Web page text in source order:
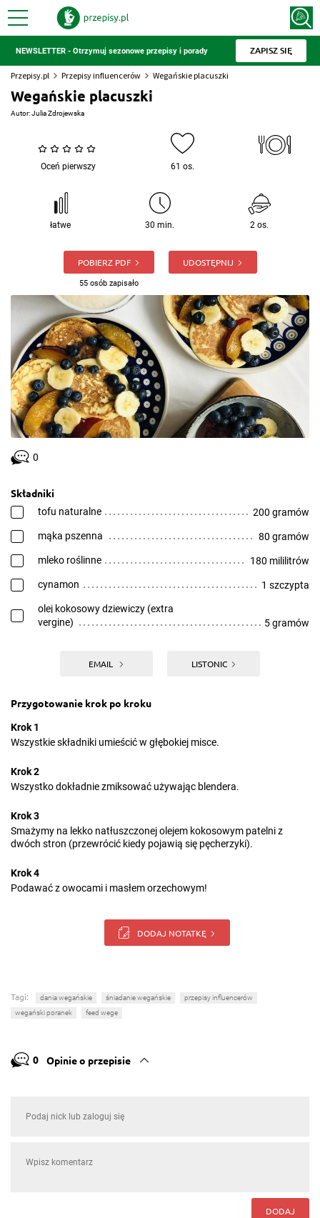
NEWSLETTER - Otrzymuj sezonowe przepisy i porady ZAPISZ SIĘ
Przepisy.pl Przepisy influencerów Wegańskie placuszki
Wegańskie placuszki
Autor:Julia Zdrojewska
Oceń pierwszy 61 os.
łatwe 30 min. 2 os.
POBIERZ PDF
55 osób zapisało
UDOSTĘPNIJ
0
Składniki
tofu naturalne 200 gramów
mąka pszenna 80 gramów
mleko roślinne 180 mililitrów
cynamon 1 szczypta
olej kokosowy dziewiczy (extra
vergine)
5 gramów
EMAIL LISTONIC
Przygotowanie krok po kroku
Krok 1
Wszystkie składniki umieścić w głębokiej misce.
Krok 2
Wszystko dokładnie zmiksować używając blendera.
Krok 3
Smażymy na lekko natłuszczonej olejem kokosowym patelni z
dwóch stron (przewrócić kiedy pojawią się pęcherzyki).
Krok 4
Podawać z owocami i masłem orzechowym!
DODAJ NOTATKĘ
Tagi: dania wegańskie śniadanie wegańskie
przepisy influencerów
wegański poranek
feed wege
0 Opinie o przepisie
DODAJ